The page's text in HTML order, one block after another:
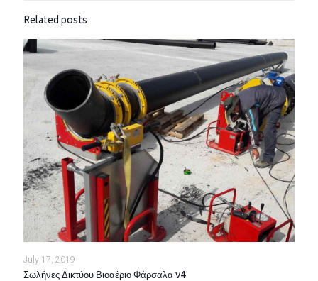
Related posts
July 17, 2019
Σωλήνες Δικτύου Βιοαέριο Φάρσαλα v4